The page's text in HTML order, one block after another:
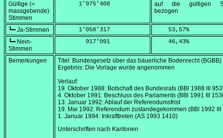
Gültige (=
massgebende)
Stimmen
      1'975'408
auf die gültigen
bezogen
┗━ Ja-Stimmen
      1'058'317
    53,57
%
┗━ Nein-
Stimmen
        917'091
    46,43
%
Bemerkungen
Titel: Bundesgesetz über das bäuerliche Bodenrecht (BGBB)
Ergebnis: Die Vorlage wurde angenommen
Verlauf:
19. Oktober 1988: Botschaft des Bundesrats (BBl 1988 III
4. Oktober 1991: Beschluss des Parlaments (BBl 1991 III
13. Januar 1992: Ablauf der Referendumsfrist
19. Mai 1992: Referendum zustandegekommen (BBl 1992 III
1. Januar 1994: Inkrafttreten (AS 1993 1410)
Unterschriften nach Kantonen